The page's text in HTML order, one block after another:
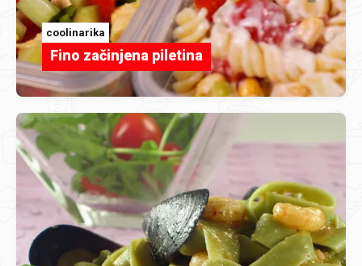
coolinarika
Fino začinjena piletina